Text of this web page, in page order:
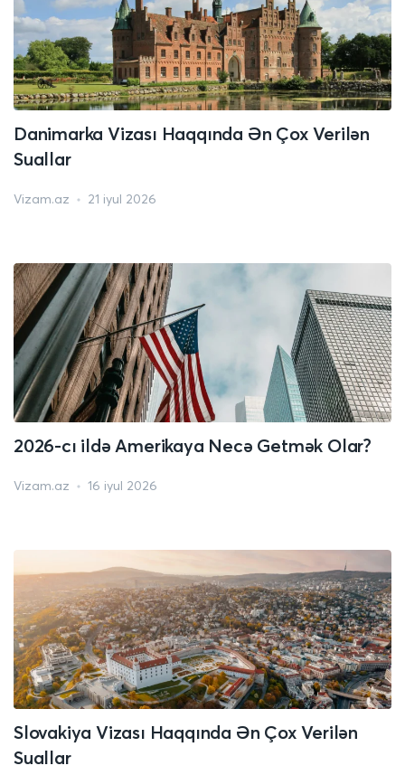
Danimarka Vizası Haqqında Ən Çox Verilən
Suallar
Vizam.az 21 iyul 2026
2026-cı ildə Amerikaya Necə Getmək Olar?
Vizam.az 16 iyul 2026
Slovakiya Vizası Haqqında Ən Çox Verilən
Suallar